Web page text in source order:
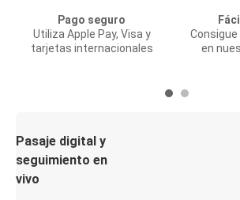
Pago seguro
Utiliza Apple Pay, Visa y
tarjetas internacionales
en
Pasaje digital y
seguimiento en
vivo